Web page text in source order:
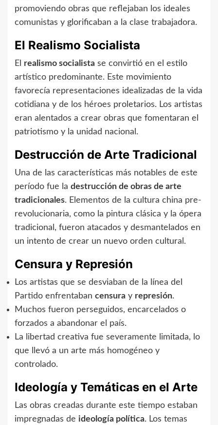
promoviendo obras que reflejaban los ideales
comunistas y glorificaban a la clase trabajadora.
El Realismo Socialista
El realismo socialista se convirtió en el estilo
artístico predominante. Este movimiento
favorecía representaciones idealizadas de la vida
cotidiana y de los héroes proletarios. Los artistas
eran alentados a crear obras que fomentaran el
patriotismo y la unidad nacional.
Destrucción de Arte Tradicional
Una de las características más notables de este
período fue la destrucción de obras de arte
tradicionales. Elementos de la cultura china pre-
revolucionaria, como la pintura clásica y la ópera
tradicional, fueron atacados y desmantelados en
un intento de crear un nuevo orden cultural.
Censura y Represión
Los artistas que se desviaban de la línea del
Partido enfrentaban censura y represión.
Muchos fueron perseguidos, encarcelados o
forzados a abandonar el país.
La libertad creativa fue severamente limitada, lo
que llevó a un arte más homogéneo y
controlado.
Ideología y Temáticas en el Arte
Las obras creadas durante este tiempo estaban
impregnadas de ideología política. Los temas